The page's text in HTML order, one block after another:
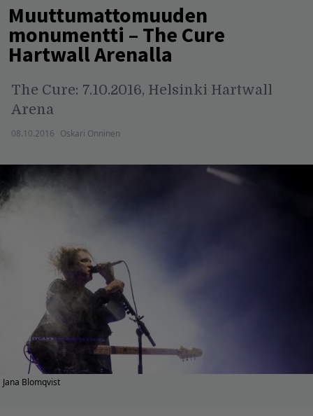
Muuttumattomuuden
monumentti – The Cure
Hartwall Arenalla
The Cure: 7.10.2016, Helsinki Hartwall
Arena
08.10.2016 Oskari Onninen
Jana Blomqvist